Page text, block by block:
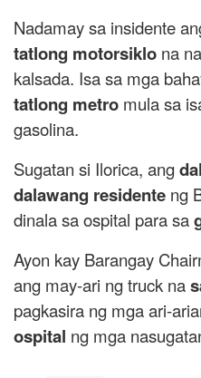
Nadamay sa insidente
tatlong motorsiklo na
kalsada. Isa sa mga
tatlong metro mula sa
gasolina.
Sugatan si Ilorica, ang
dalawang residente ng
dinala sa ospital para sa
Ayon kay Barangay
ang may-ari ng truck na
pagkasira ng mga ari-
ospital ng mga